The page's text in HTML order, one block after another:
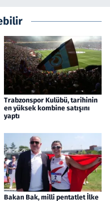
Trabzonspor Kulübü, tarihinin
en yüksek kombine satışını
yaptı
Bakan Bak, milli pentatlet İlke